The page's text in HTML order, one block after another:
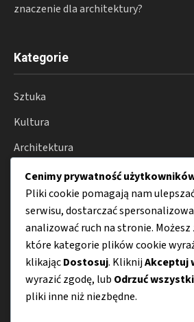
znaczenie dla architektury?
Kategorie
Sztuka
Kultura
Architektura
Fotografia
Moda
Porady
Menu
Cenimy prywatność
Pliki cookie pomagają nam
serwisu, dostarczać
analizować ruch na stronie. Możesz
które kategorie plików cookie
klikającDostosuj. KliknijAkceptuj
wyrazić zgodę, lub Odrzuć
pliki inne niż niezbędne.